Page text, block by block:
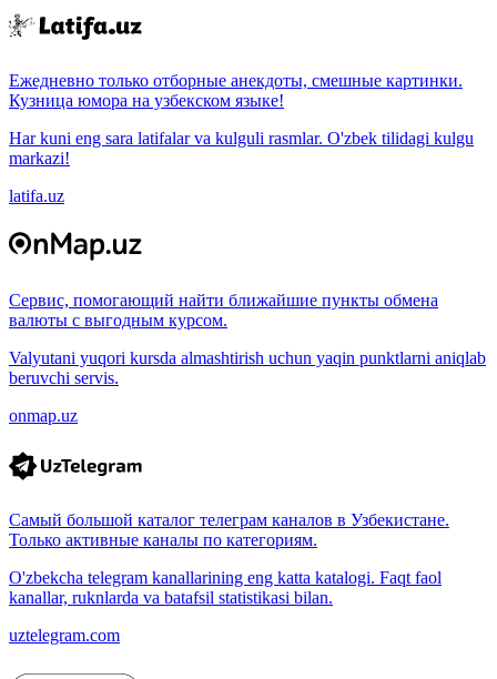
Ежедневно только отборные анекдоты, смешные картинки.
Кузница юмора на узбекском языке!
Har kuni eng sara latifalar va kulguli rasmlar. O'zbek tilidagi kulgu
markazi!
latifa.uz
Сервис, помогающий найти ближайшие пункты обмена
валюты с выгодным курсом.
Valyutani yuqori kursda almashtirish uchun yaqin punktlarni aniqlab
beruvchi servis.
onmap.uz
Самый большой каталог телеграм каналов в Узбекистане.
Только активные каналы по категориям.
O'zbekcha telegram kanallarining eng katta katalogi. Faqt faol
kanallar, ruknlarda va batafsil statistikasi bilan.
uztelegram.com